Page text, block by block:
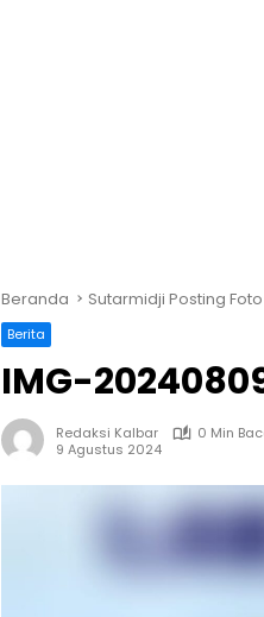
Beranda Sutarmidji Posting
Berita
IMG-
Redaksi Kalbar
0 Min
9 Agustus 2024